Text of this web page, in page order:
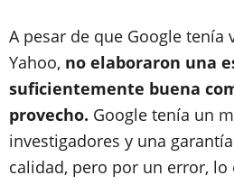
A pesar de que Google tenía
Yahoo, no elaboraron una
suficientemente buena
provecho. Google tenía un
investigadores y una
calidad, pero por un error,